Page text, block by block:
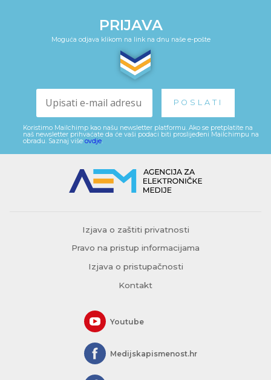
PRIJAVA
Moguća odjava klikom na link na dnu naše e-pošte
Koristimo Mailchimp kao našu newsletter platformu. Ako se pretplatite na
naš newsletter prihvaćate da će vaši podaci biti proslijeđeni Mailchimpu na
obradu. Saznaj više ovdje.
Izjava o zaštiti privatnosti
Pravo na pristup informacijama
Izjava o pristupačnosti
Kontakt
Youtube
Medijskapismenost.hr